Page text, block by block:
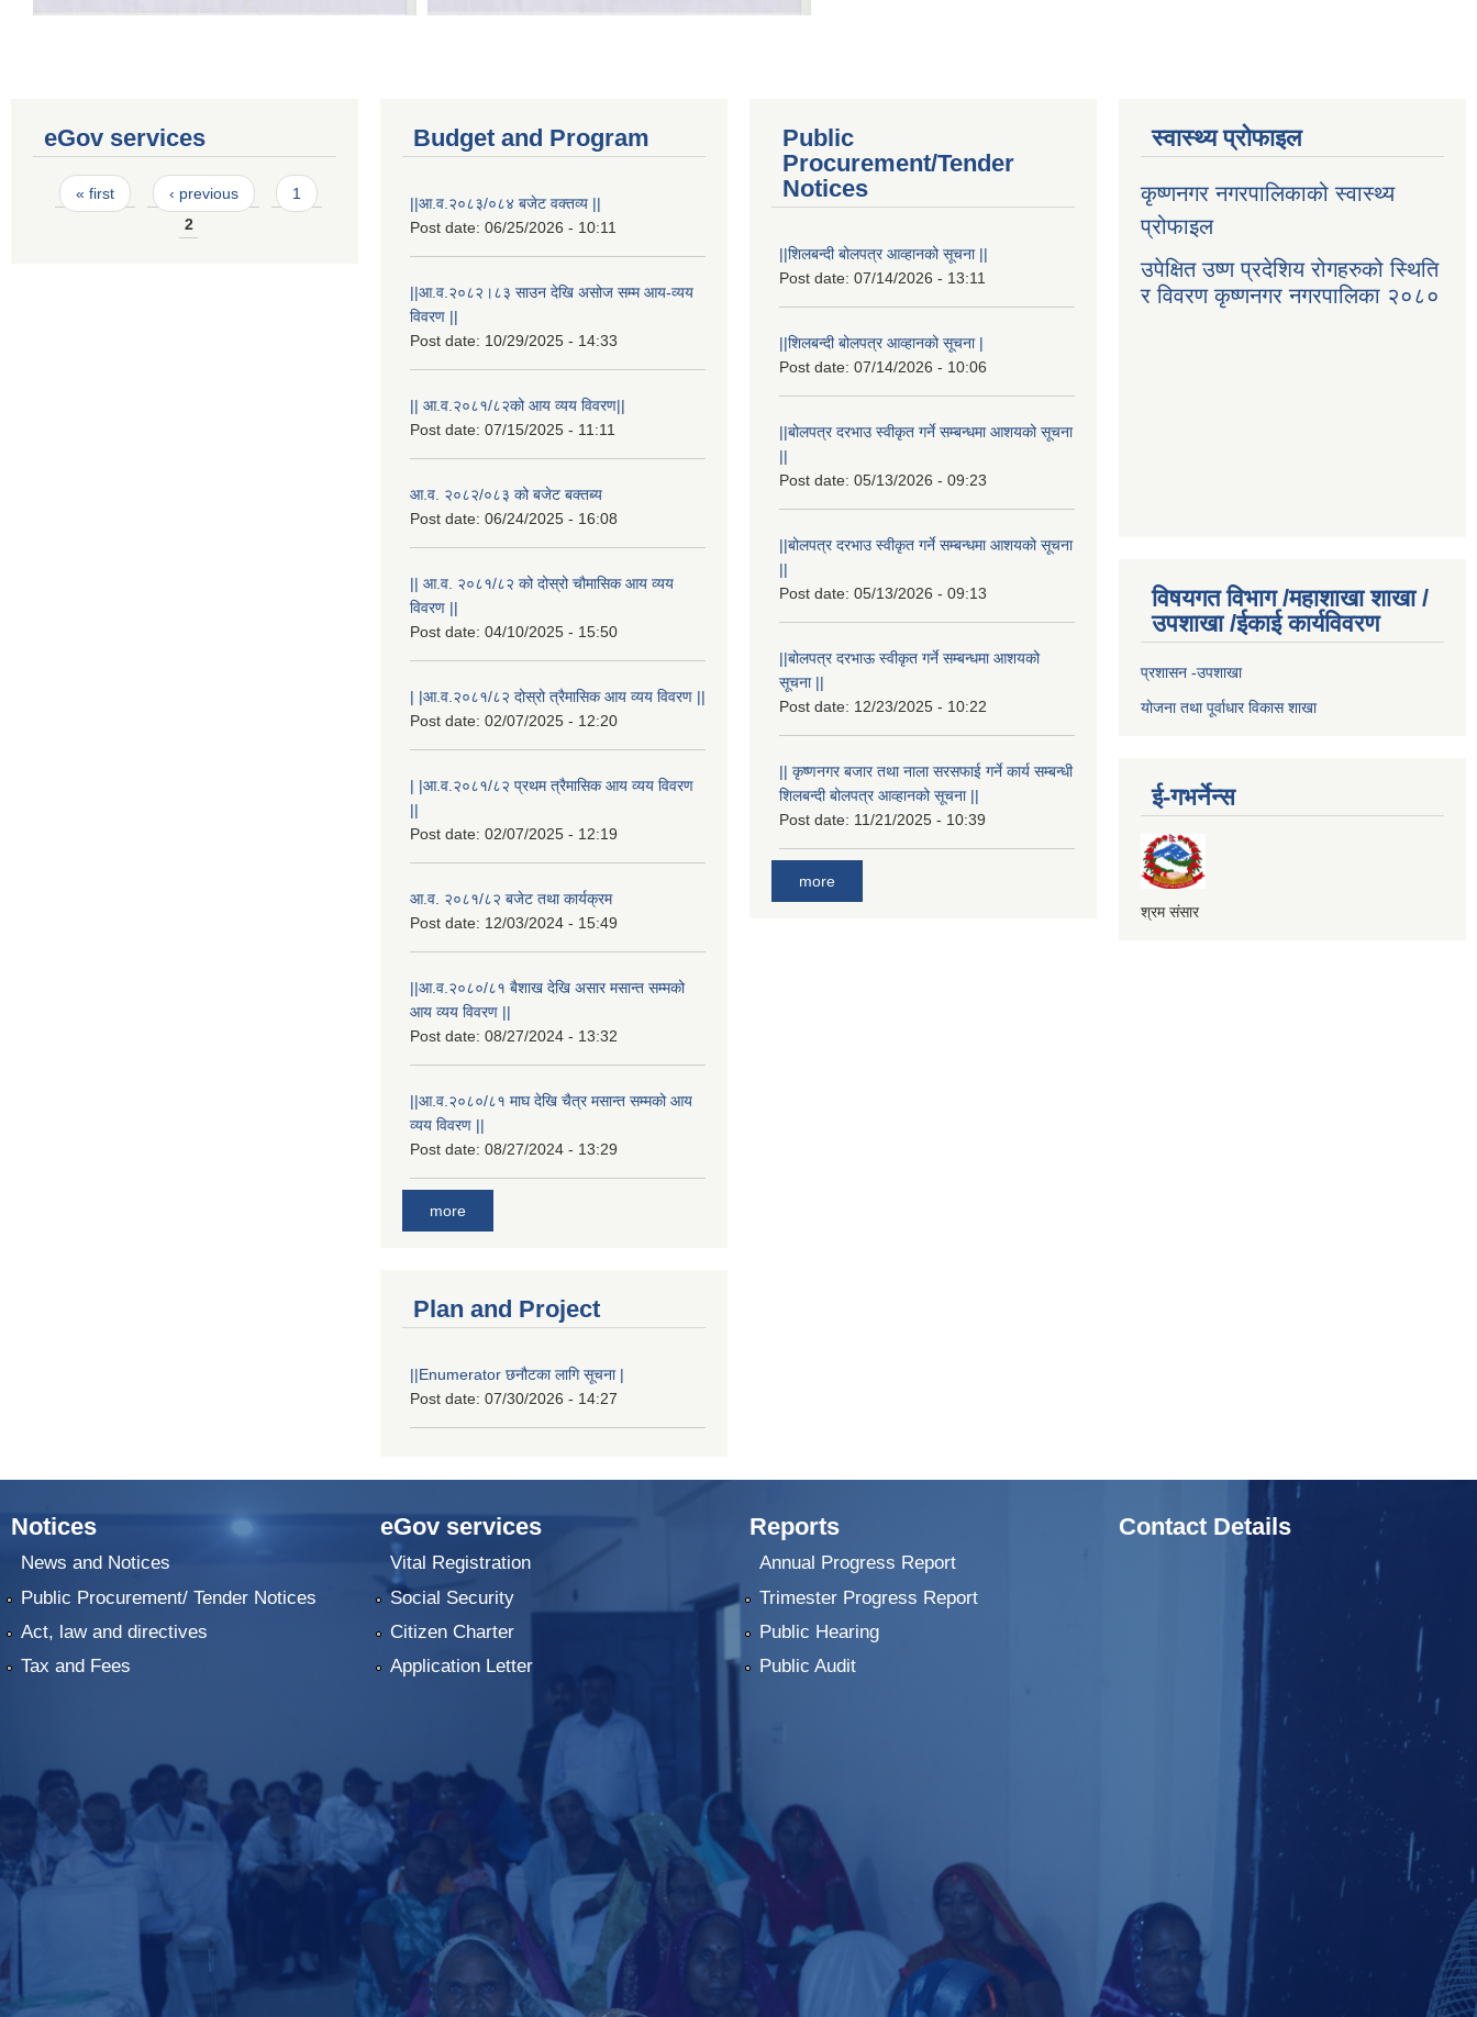
eGov services
Pages
« first ‹ previous
1
2
Budget and Program
||आ.व.२०८३/०८४ बजेट वक्तव्य ||
Post date: 06/25/2026 - 10:11
||आ.व.२०८२।८३ साउन देखि असोज सम्म आय-व्यय
विवरण ||
Post date: 10/29/2025 - 14:33
|| आ.व.२०८१/८२को आय व्यय विवरण||
Post date: 07/15/2025 - 11:11
आ.व. २०८२/०८३ को बजेट बक्तब्य
Post date: 06/24/2025 - 16:08
|| आ.व. २०८१/८२ को दोस्रो चौमासिक आय व्यय
विवरण ||
Post date: 04/10/2025 - 15:50
| |आ.व.२०८१/८२ दोस्रो त्रैमासिक आय व्यय विवरण ||
Post date: 02/07/2025 - 12:20
| |आ.व.२०८१/८२ प्रथम त्रैमासिक आय व्यय विवरण
||
Post date: 02/07/2025 - 12:19
आ.व. २०८१/८२ बजेट तथा कार्यक्रम
Post date: 12/03/2024 - 15:49
||आ.व.२०८०/८१ बैशाख देखि असार मसान्त सम्मको
आय व्यय विवरण ||
Post date: 08/27/2024 - 13:32
||आ.व.२०८०/८१ माघ देखि चैत्र मसान्त सम्मको आय
व्यय विवरण ||
Post date: 08/27/2024 - 13:29
more
Plan and Project
||Enumerator छनौटका लागि सूचना |
Post date: 07/30/2026 - 14:27
Public
Procurement/Tender
Notices
||शिलबन्दी बोलपत्र आव्हानको सूचना ||
Post date: 07/14/2026 - 13:11
||शिलबन्दी बोलपत्र आव्हानको सूचना |
Post date: 07/14/2026 - 10:06
||बोलपत्र दरभाउ स्वीकृत गर्ने सम्बन्धमा आशयको सूचना
||
Post date: 05/13/2026 - 09:23
||बोलपत्र दरभाउ स्वीकृत गर्ने सम्बन्धमा आशयको सूचना
||
Post date: 05/13/2026 - 09:13
||बोलपत्र दरभाऊ स्वीकृत गर्ने सम्बन्धमा आशयको
सूचना ||
Post date: 12/23/2025 - 10:22
|| कृष्णनगर बजार तथा नाला सरसफाई गर्ने कार्य सम्बन्धी
शिलबन्दी बोलपत्र आव्हानको सूचना ||
Post date: 11/21/2025 - 10:39
more
स्वास्थ्य प्रोफाइल
कृष्णनगर नगरपालिकाको स्वास्थ्य
प्रोफाइल
उपेक्षित उष्ण प्रदेशिय रोगहरुको स्थिति
र विवरण कृष्णनगर नगरपालिका २०८०
विषयगत विभाग /महाशाखा शाखा /
उपशाखा /ईकाई कार्यविवरण
प्रशासन -उपशाखा
योजना तथा पूर्वाधार विकास शाखा
ई-गभर्नेन्स
श्रम संसार
Notices
News and Notices
Public Procurement/ Tender Notices
Act, law and directives
Tax and Fees
eGov services
Vital Registration
Social Security
Citizen Charter
Application Letter
Reports
Annual Progress Report
Trimester Progress Report
Public Hearing
Public Audit
Contact Details